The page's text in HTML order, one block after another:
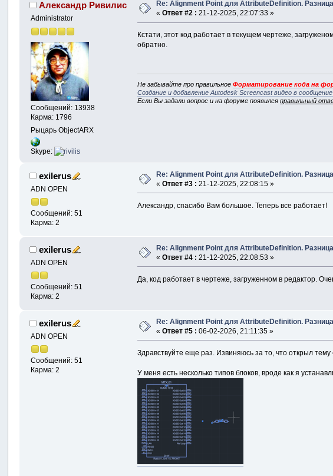
Александр Ривилис
Administrator
Сообщений: 13938
Карма: 1796
Рыцарь ObjectARX
Skype:
Re: Alignment Point для AttributeDefinition.
«Ответ #2 : 21-12-2025, 22:07:33 »
Кстати, этот код работает в текущем чертеже,
обратно.
Не забывайте про правильноеФорматирование кода на
Создание и добавление Autodesk Screencast видео в
Если Вы задали вопрос и на форуме появилсяправильный
exilerus
ADN OPEN
Сообщений: 51
Карма: 2
Re: Alignment Point для AttributeDefinition.
«Ответ #3 : 21-12-2025, 22:08:15 »
Александр, спасибо Вам большое. Теперь все работает!
exilerus
ADN OPEN
Сообщений: 51
Карма: 2
Re: Alignment Point для AttributeDefinition.
«Ответ #4 : 21-12-2025, 22:08:53 »
Да, код работает в чертеже, загруженном в редактор.
exilerus
ADN OPEN
Сообщений: 51
Карма: 2
Re: Alignment Point для AttributeDefinition.
«Ответ #5 : 06-02-2026, 21:11:35 »
Здравствуйте еще раз. Извиняюсь за то, что открыл тему
У меня есть несколько типов блоков, вроде как я